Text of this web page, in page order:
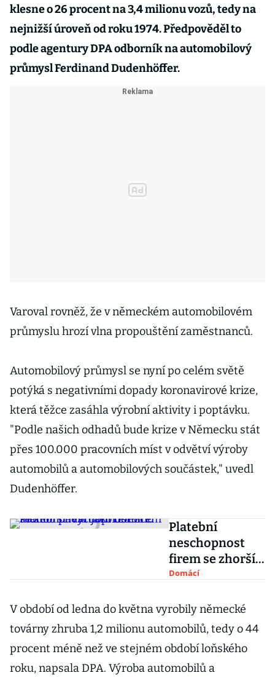
klesne o 26 procent na 3,4 milionu vozů, tedy na
nejnižší úroveň od roku 1974. Předpověděl to
podle agentury DPA odborník na automobilový
průmysl Ferdinand Dudenhöffer.
Varoval rovněž, že v německém automobilovém
průmyslu hrozí vlna propouštění zaměstnanců.
Automobilový průmysl se nyní po celém světě
potýká s negativními dopady koronavirové krize,
která těžce zasáhla výrobní aktivity i poptávku.
"Podle našich odhadů bude krize v Německu stát
přes 100.000 pracovních míst v odvětví výroby
automobilů a automobilových součástek," uvedl
Dudenhöffer.
Platební
neschopnost
firem se zhorší.
Výrobní řetězce
jako domino
Domácí
V období od ledna do května vyrobily německé
továrny zhruba 1,2 milionu automobilů, tedy o 44
procent méně než ve stejném období loňského
roku, napsala DPA. Výroba automobilů a